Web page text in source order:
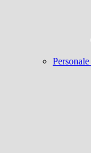
Personale